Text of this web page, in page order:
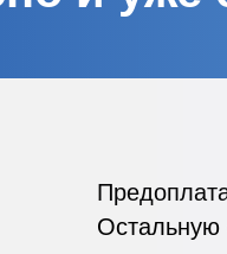
Остальную